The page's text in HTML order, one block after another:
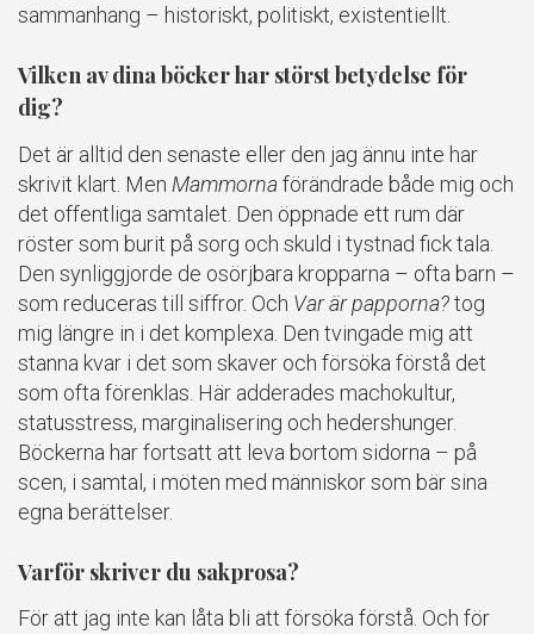
sammanhang – historiskt, politiskt, existentiellt.
Vilken av dina böcker har störst betydelse för
dig?
Det är alltid den senaste eller den jag ännu inte har
skrivit klart. Men Mammornaförändrade både mig och
det offentliga samtalet. Den öppnade ett rum där
röster som burit på sorg och skuld i tystnad fick tala.
Den synliggjorde de osörjbara kropparna – ofta barn –
som reduceras till siffror. Och Var är papporna?tog
mig längre in i det komplexa. Den tvingade mig att
stanna kvar i det som skaver och försöka förstå det
som ofta förenklas. Här adderades machokultur,
statusstress, marginalisering och hedershunger.
Böckerna har fortsatt att leva bortom sidorna – på
scen, i samtal, i möten med människor som bär sina
egna berättelser.
Varför skriver du sakprosa?
För att jag inte kan låta bli att försöka förstå. Och för